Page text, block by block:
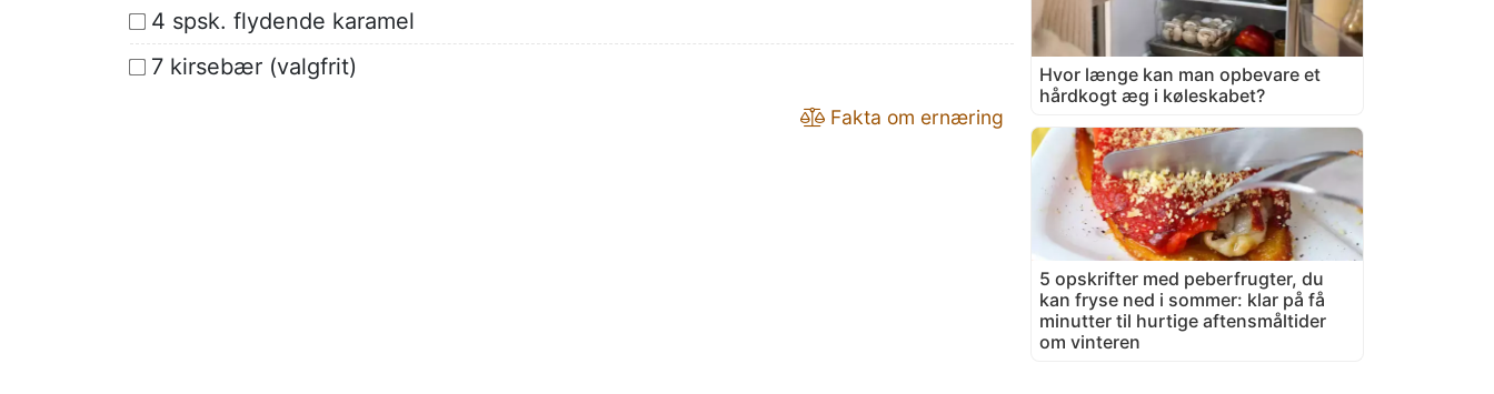
4 spsk. flydende karamel
7 kirsebær (valgfrit)
Fakta om ernæring
Hvor længe kan man opbevare et
hårdkogt æg i køleskabet?
5 opskrifter med peberfrugter, du
kan fryse ned i sommer: klar på få
minutter til hurtige aftensmåltider
om vinteren